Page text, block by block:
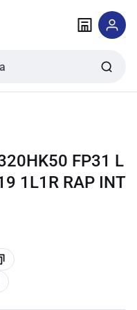
FP31 L
1L1R RAP INT